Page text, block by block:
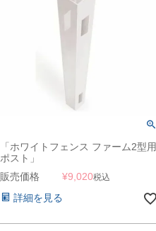
「ホワイトフェンス ファーム2型用
ポスト」
販売価格
¥9,020税込
詳細を見る